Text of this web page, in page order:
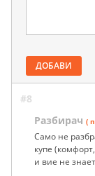
ДОБАВИ
#8
Разбирач (
Само не
купе
и вие не